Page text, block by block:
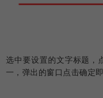
选中要设置的文字标题，
一，弹出的窗口点击确定即